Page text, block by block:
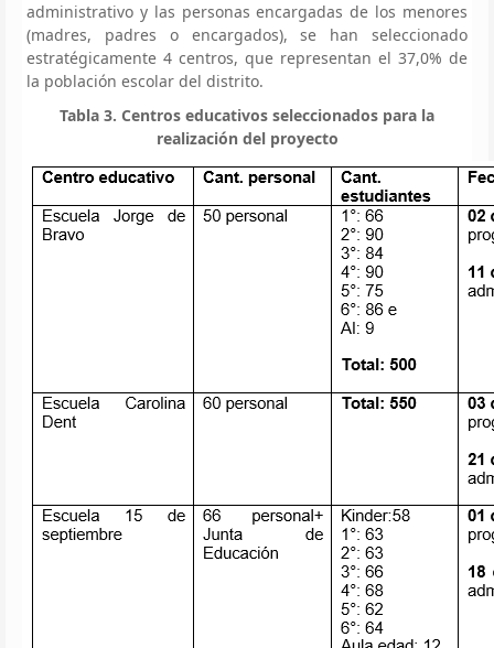
administrativo y las personas encargadas de los menores
(madres, padres o encargados), se han seleccionado
estratégicamente 4 centros, que representan el 37,0% de
la población escolar del distrito.
Tabla 3. Centros educativos seleccionados para la
realización del proyecto